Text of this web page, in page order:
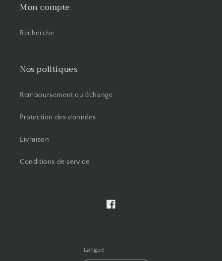
Mon compte
Recherche
Nos politiques
Remboursement ou échange
Protection des données
Livraison
Conditions de service
Facebook
Langue